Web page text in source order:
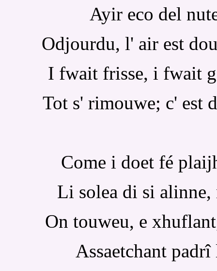
Ayir eco del
Odjourdu, l' air est
I fwait frisse, i fwait
Tot s' rimouwe; c' est
Come i doet fé
Li solea di si alinne,
On touweu, e
Assaetchant